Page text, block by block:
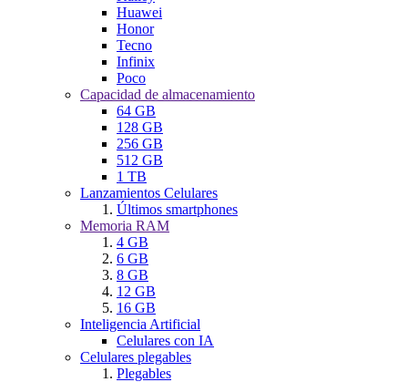
Huawei
Honor
Tecno
Infinix
Poco
Capacidad de almacenamiento
64 GB
128 GB
256 GB
512 GB
1 TB
Lanzamientos Celulares
Últimos smartphones
Memoria RAM
4 GB
6 GB
8 GB
12 GB
16 GB
Inteligencia Artificial
Celulares con IA
Celulares plegables
Plegables